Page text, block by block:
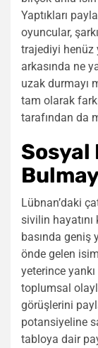
Yaptıkları
oyuncular,
trajediyi henüz
arkasında ne
uzak durmayı
tam olarak
tarafından da
Sosyal
Lübnan’daki
sivilin
basında geniş
önde gelen
yeterince
toplumsal
görüşlerini
potansiyeline
tabloya dair